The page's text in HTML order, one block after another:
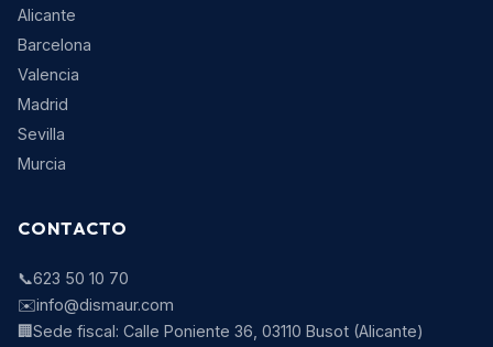
Alicante
Barcelona
Valencia
Madrid
Sevilla
Murcia
CONTACTO
📞623 50 10 70
✉️info@dismaur.com
🏢Sede fiscal: Calle Poniente 36 03110 Busot (Alicante)